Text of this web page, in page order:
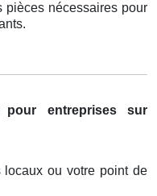
pièces nécessaires pour
pour entreprises sur
locaux ou votre point de